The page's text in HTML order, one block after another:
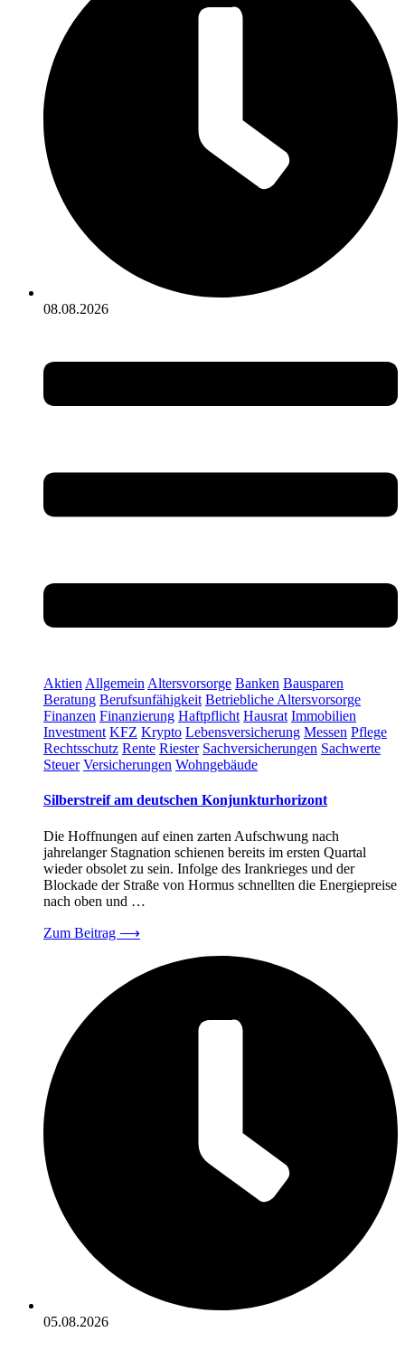
08.08.2026
Aktien Allgemein Altersvorsorge Banken Bausparen
Beratung Berufsunfähigkeit Betriebliche Altersvorsorge
Finanzen Finanzierung Haftpflicht Hausrat Immobilien
Investment KFZ Krypto Lebensversicherung Messen Pflege
Rechtsschutz Rente Riester Sachversicherungen Sachwerte
Steuer Versicherungen Wohngebäude
Silberstreif am deutschen Konjunkturhorizont
Die Hoffnungen auf einen zarten Aufschwung nach
jahrelanger Stagnation schienen bereits im ersten Quartal
wieder obsolet zu sein. Infolge des Irankrieges und der
Blockade der Straße von Hormus schnellten die Energiepreise
nach oben und …
Zum Beitrag ⟶
05.08.2026